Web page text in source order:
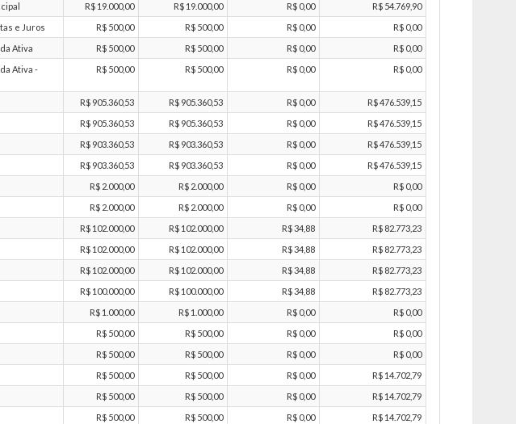
R$ 19.000,00 R$ 19.000,00 R$ 0,00
R$ 54.769,90
e Juros R$ 500,00 R$ 500,00 R$ 0,00
R$ 0,00
Ativa R$ 500,00 R$ 500,00 R$ 0,00
R$ 0,00
Ativa -
R$ 500,00 R$ 500,00 R$ 0,00 R$ 0,00
R$ 905.360,53 R$ 905.360,53 R$ 0,00
R$ 476.539,15
R$ 905.360,53 R$ 905.360,53 R$ 0,00
R$ 476.539,15
R$ 903.360,53 R$ 903.360,53 R$ 0,00
R$ 476.539,15
R$ 903.360,53 R$ 903.360,53 R$ 0,00
R$ 476.539,15
R$ 2.000,00 R$ 2.000,00 R$ 0,00
R$ 0,00
R$ 2.000,00 R$ 2.000,00 R$ 0,00
R$ 0,00
R$ 102.000,00 R$ 102.000,00 R$ 34,88
R$ 82.773,23
R$ 102.000,00 R$ 102.000,00 R$ 34,88
R$ 82.773,23
R$ 102.000,00 R$ 102.000,00 R$ 34,88
R$ 82.773,23
R$ 100.000,00 R$ 100.000,00 R$ 34,88
R$ 82.773,23
R$ 1.000,00 R$ 1.000,00 R$ 0,00
R$ 0,00
R$ 500,00 R$ 500,00 R$ 0,00
R$ 0,00
R$ 500,00 R$ 500,00 R$ 0,00
R$ 0,00
R$ 500,00 R$ 500,00 R$ 0,00
R$ 14.702,79
R$ 500,00 R$ 500,00 R$ 0,00
R$ 14.702,79
R$ 500,00 R$ 500,00 R$ 0,00
R$ 14.702,79